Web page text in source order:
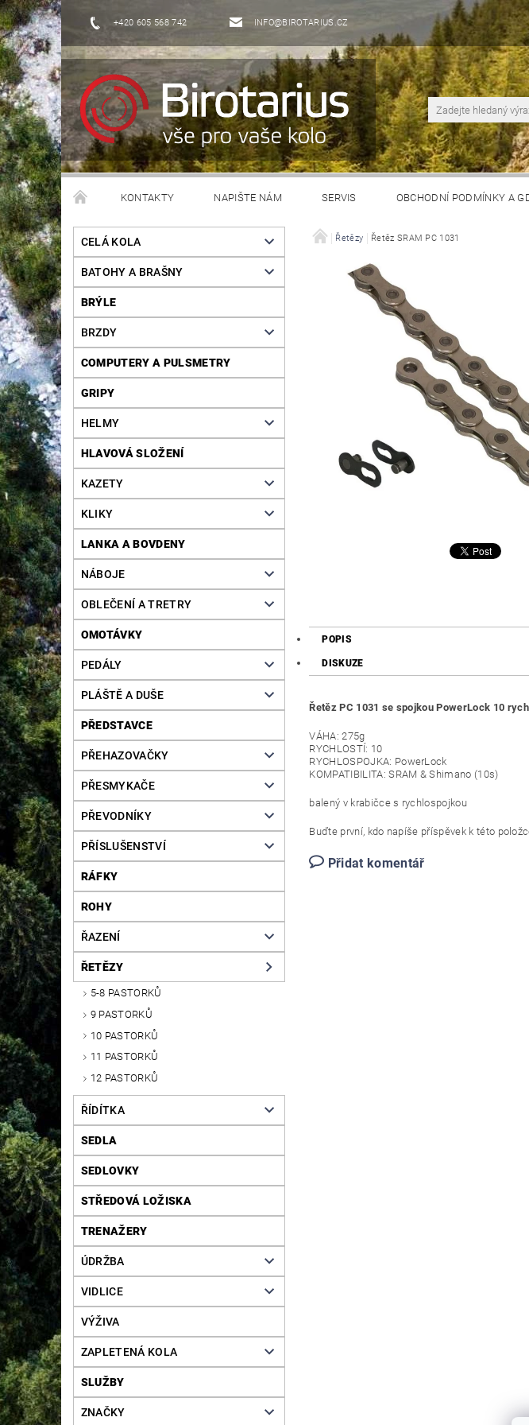
+420 605 568 742 INFO@BIROTARIUS.CZ
KONTAKTY NAPIŠTE NÁM SERVIS OBCHODNÍ PODMÍNKY A
CELÁ KOLA
BATOHY A BRAŠNY
BRÝLE
BRZDY
COMPUTERY A PULSMETRY
GRIPY
HELMY
HLAVOVÁ SLOŽENÍ
KAZETY
KLIKY
LANKA A BOVDENY
NÁBOJE
OBLEČENÍ A TRETRY
OMOTÁVKY
PEDÁLY
PLÁŠTĚ A DUŠE
PŘEDSTAVCE
PŘEHAZOVAČKY
PŘESMYKAČE
PŘEVODNÍKY
PŘÍSLUŠENSTVÍ
RÁFKY
ROHY
ŘAZENÍ
ŘETĚZY
5-8 PASTORKŮ
9 PASTORKŮ
10 PASTORKŮ
11 PASTORKŮ
12 PASTORKŮ
ŘÍDÍTKA
SEDLA
SEDLOVKY
STŘEDOVÁ LOŽISKA
TRENAŽERY
ÚDRŽBA
VIDLICE
VÝŽIVA
ZAPLETENÁ KOLA
SLUŽBY
ZNAČKY
Řetězy Řetěz SRAM PC 1031
POPIS
DISKUZE
Řetěz PC 1031 se spojkou PowerLock 10
VÁHA: 275g
RYCHLOSTÍ: 10
RYCHLOSPOJKA: PowerLock
KOMPATIBILITA: SRAM & Shimano (10s)
balený v krabičce s rychlospojkou
Buďte první, kdo napíše příspěvek k této
Přidat komentář